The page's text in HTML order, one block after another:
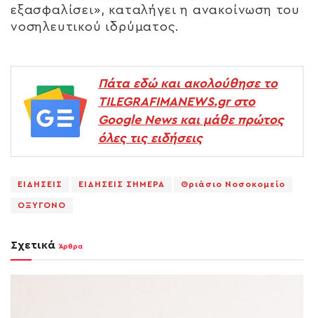
εξασφαλίσει», καταλήγει η ανακοίνωση του
νοσηλευτικού ιδρύματος.
Πάτα εδώ και ακολούθησε το
TILEGRAFIMANEWS.gr στο
Google News και μάθε πρώτος
όλες τις ειδήσεις
ΕΙΔΗΣΕΙΣ ΕΙΔΗΣΕΙΣ ΣΗΜΕΡΑ Θριάσιο Νοσοκομείο
ΟΞΥΓΟΝΟ
Σχετικά Άρθρα